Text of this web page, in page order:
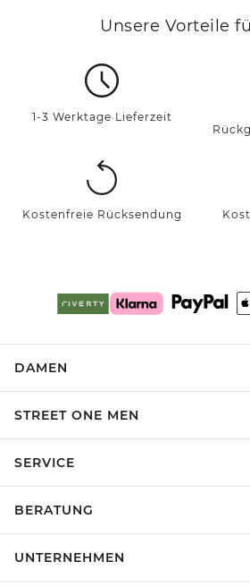
Unsere Vorteile
1-3 Werktage Lieferzeit
Kostenfreie Rücksendung
DAMEN
STREET ONE MEN
SERVICE
BERATUNG
UNTERNEHMEN